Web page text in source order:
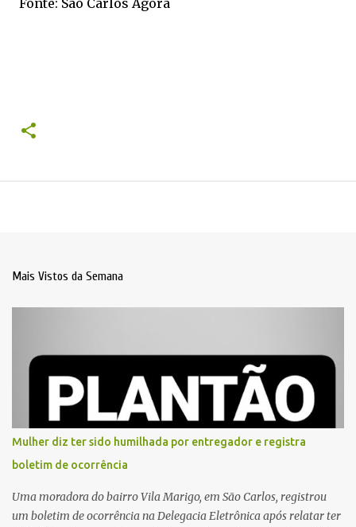
Fonte: São Carlos Agora
Mais Vistos da Semana
Mulher diz ter sido humilhada por entregador e registra
boletim de ocorrência
Uma moradora do bairro Vila Marigo, em São Carlos, registrou
um boletim de ocorrência na Delegacia Eletrônica após relatar ter